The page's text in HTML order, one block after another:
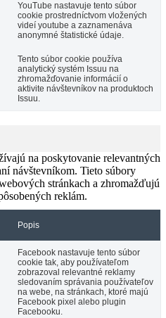
YouTube nastavuje tento súbor
cookie prostredníctvom vložených
videí youtube a zaznamenáva
anonymné štatistické údaje.
Tento súbor cookie používa
analytický systém Issuu na
zhromažďovanie informácií o
aktivite návštevníkov na produktoch
Issuu.
na poskytovanie relevantných
návštevníkom. Tieto súbory
stránkach a zhromažďujú
reklám.
Popis
Facebook nastavuje tento súbor
cookie tak, aby používateľom
zobrazoval relevantné reklamy
sledovaním správania používateľov
na webe, na stránkach, ktoré majú
Facebook pixel alebo plugin
Facebooku.